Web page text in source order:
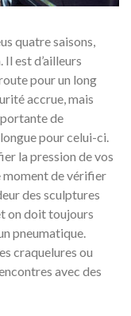
quatre saisons,
est d’ailleurs
pour un long
accrue, mais
de
pour celui-ci.
la pression de vos
moment de vérifier
des sculptures
on doit toujours
pneumatique.
craquelures ou
avec des